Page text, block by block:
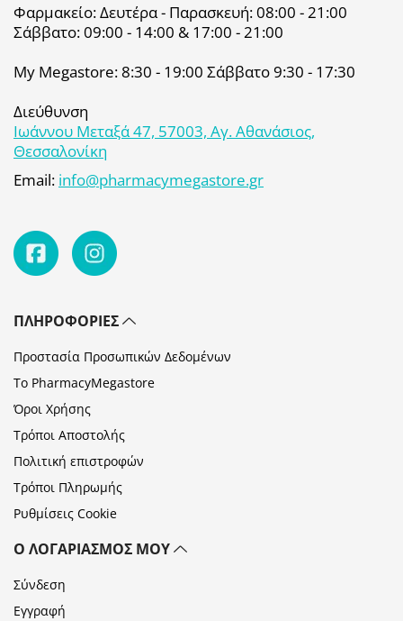
Φαρμακείο: Δευτέρα - Παρασκευή: 08:00 - 21:00
Σάββατο: 09:00 - 14:00 & 17:00 - 21:00
My Megastore: 8:30 - 19:00 Σάββατο 9:30 - 17:30
Διεύθυνση
Ιωάννου Μεταξά 47, 57003, Αγ. Αθανάσιος,
Θεσσαλονίκη
Email: info@pharmacymegastore.gr
ΠΛΗΡΟΦΟΡΊΕΣ
Προστασία Προσωπικών Δεδομένων
Το PharmacyMegastore
Όροι Χρήσης
Τρόποι Αποστολής
Πολιτική επιστροφών
Τρόποι Πληρωμής
Ρυθμίσεις Cookie
Ο ΛΟΓΑΡΙΑΣΜΌΣ ΜΟΥ
Σύνδεση
Εγγραφή